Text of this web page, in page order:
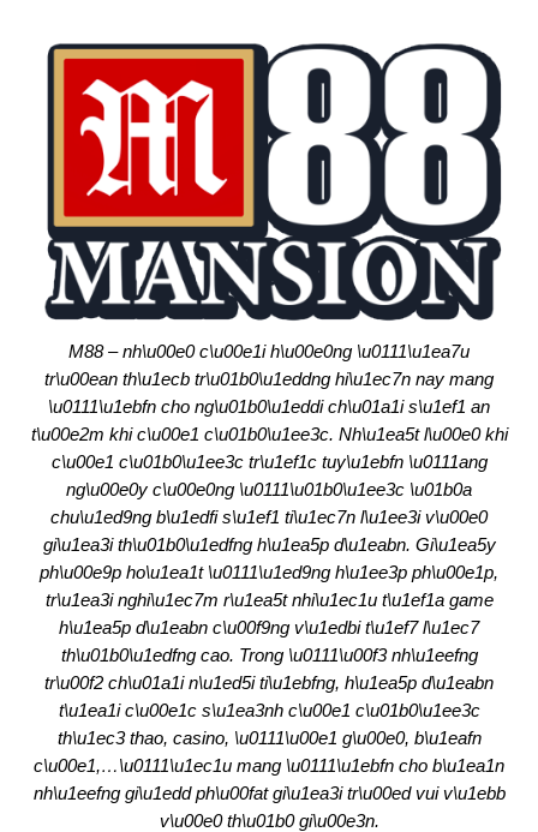
M88 – nh\u00e0 c\u00e1i h\u00e0ng \u0111\u1ea7u
tr\u00ean th\u1ecb tr\u01b0\u1eddng hi\u1ec7n nay mang
\u0111\u1ebfn cho ng\u01b0\u1eddi ch\u01a1i s\u1ef1 an
t\u00e2m khi c\u00e1 c\u01b0\u1ee3c. Nh\u1ea5t l\u00e0 khi
c\u00e1 c\u01b0\u1ee3c tr\u1ef1c tuy\u1ebfn \u0111ang
ng\u00e0y c\u00e0ng \u0111\u01b0\u1ee3c \u01b0a
chu\u1ed9ng b\u1edfi s\u1ef1 ti\u1ec7n l\u1ee3i v\u00e0
gi\u1ea3i th\u01b0\u1edfng h\u1ea5p d\u1eabn. Gi\u1ea5y
ph\u00e9p ho\u1ea1t \u0111\u1ed9ng h\u1ee3p ph\u00e1p,
tr\u1ea3i nghi\u1ec7m r\u1ea5t nhi\u1ec1u t\u1ef1a game
h\u1ea5p d\u1eabn c\u00f9ng v\u1edbi t\u1ef7 l\u1ec7
th\u01b0\u1edfng cao. Trong \u0111\u00f3 nh\u1eefng
tr\u00f2 ch\u01a1i n\u1ed5i ti\u1ebfng, h\u1ea5p d\u1eabn
t\u1ea1i c\u00e1c s\u1ea3nh c\u00e1 c\u01b0\u1ee3c
th\u1ec3 thao, casino, \u0111\u00e1 g\u00e0, b\u1eafn
c\u00e1,…\u0111\u1ec1u mang \u0111\u1ebfn cho b\u1ea1n
nh\u1eefng gi\u1edd ph\u00fat gi\u1ea3i tr\u00ed vui v\u1ebb
v\u00e0 th\u01b0 gi\u00e3n.